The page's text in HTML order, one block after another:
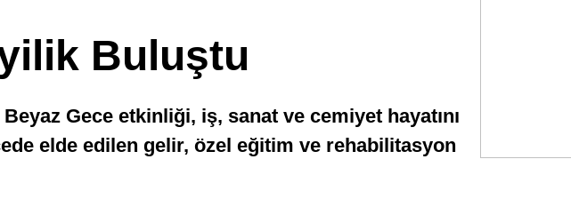
Magazin
Buluştu
Beyaz Gece etkinliği, iş, sanat ve cemiyet hayatını
elde edilen gelir, özel eğitim ve rehabilitasyon